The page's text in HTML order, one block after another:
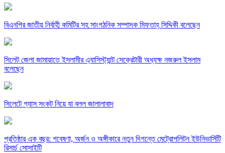
বিএনপির জাতীয় নির্বাহী কমিটির সহ সাংগঠনিক সম্পাদক মিফতাহ্ সিদ্দিকী বলেছেন
সিলেট জেলা জামায়াতে ইসলামীর এ্যাসিস্ট্যান্ট সেক্রেটারী অধ্যক্ষ নজরুল ইসলাম
বলেছেন
সিলেটে গ্যাস সংকট নিয়ে যা বলল জালালাবাদ
প্রতিষ্ঠার এক বছর: গবেষণা, অর্জন ও অঙ্গীকারে নতুন দিগন্তে মেট্রোপলিটন ইউনিভার্সিটি
রিসার্চ সোসাইটি